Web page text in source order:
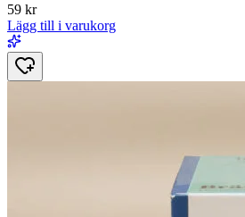
59 kr
Lägg till i varukorg